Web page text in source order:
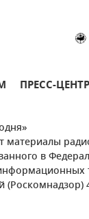
ПРЕСС-ЦЕНТР
материалы
в